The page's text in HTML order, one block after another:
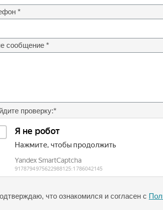
*
сообщение *
проверку:*
что ознакомился и согласен с